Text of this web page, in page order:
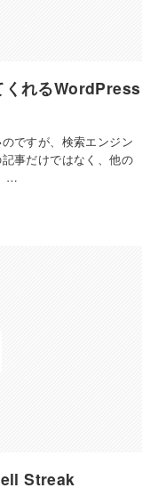
くれるWordPress
ですが、検索エンジン
事だけではなく、他の
…
Streak